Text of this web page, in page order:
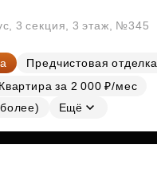
3 секция, 3 этаж, №345
Предчистовая отделка
Квартира за 2 000 ₽/мес
Ещё